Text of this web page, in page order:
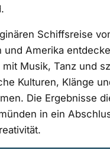
Schiffsreise
und Amerika
Musik, Tanz und
Kulturen, Klänge
Die Ergebnisse
in ein